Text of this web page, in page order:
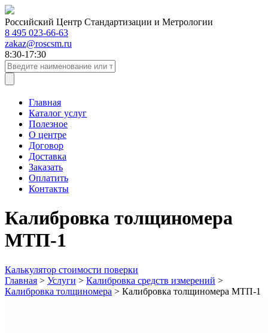
Российский Центр Стандартизации и Метрологии
8 495 023-66-63
zakaz@roscsm.ru
8:30-17:30
Главная
Каталог услуг
Полезное
О центре
Договор
Доставка
Заказать
Оплатить
Контакты
Калибровка толщиномера
МТП-1
Калькулятор стоимости поверки
Главная > Услуги > Калибровка средств измерений >
Калибровка толщиномера > Калибровка толщиномера МТП-1